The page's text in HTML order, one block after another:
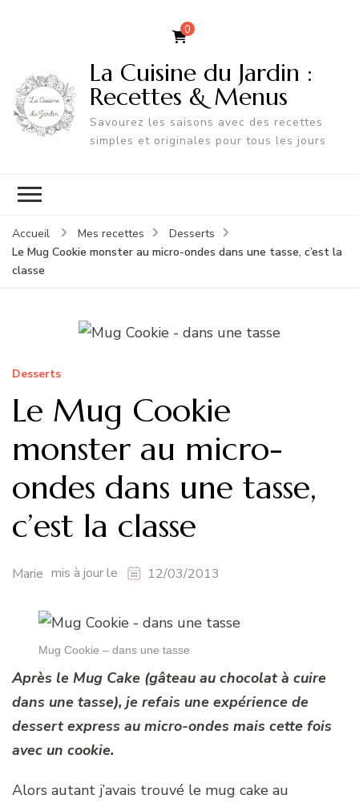
0
La Cuisine du Jardin :
Recettes & Menus
Savourez les saisons avec des recettes
simples et originales pour tous les jours
Accueil Mes recettes
Desserts
Le Mug Cookie monster au micro-ondes dans une tasse, c’est la
classe
Desserts
Le Mug Cookie
monster au micro-
ondes dans une tasse,
c’est la classe
Marie mis à jour le 12/03/2013
Mug Cookie – dans une tasse
Après le Mug Cake (gâteau au chocolat à cuire
dans une tasse), je refais une expérience de
dessert express au micro-ondes mais cette fois
avec un cookie.
Alors autant j’avais trouvé le mug cake au